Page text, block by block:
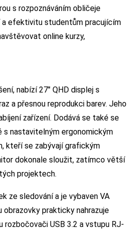
s rozpoznáváním obličeje
a efektivitu studentům pracujícím
online kurzy,
nabízí 27″ QHD displej s
a přesnou reprodukci barev. Jeho
zařízení. Dodává se také se
s nastavitelným ergonomickým
kteří se zabývají grafickým
dokonale sloužit, zatímco větší
projektech.
ze sledování a je vybaven VA
prakticky nahrazuje
rozbočovači USB 3.2 a vstupu RJ-